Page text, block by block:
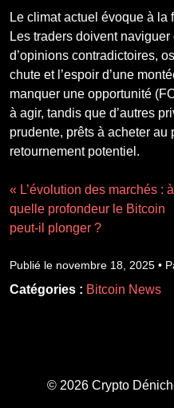
Le climat actuel évoque à la
Les traders doivent
d’opinions contradictoires,
chute et l’espoir d’une
manquer une opportunité
à agir, tandis que d’autres
prudente, prêts à acheter au
retournement potentiel.
« L’évolution des marchés : à
quelle profondeur le Bitcoin
peut-il plonger ?
Publié le novembre 18, 2025 •
Catégories : Bitcoin News
© 2026 Crypto